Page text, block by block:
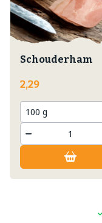
Schouderham
2,29